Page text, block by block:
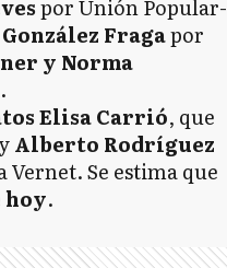
por Unión Popular-
Fragapor
y Norma
Elisa Carrió, que
Alberto Rodríguez
Se estima que
hoy.